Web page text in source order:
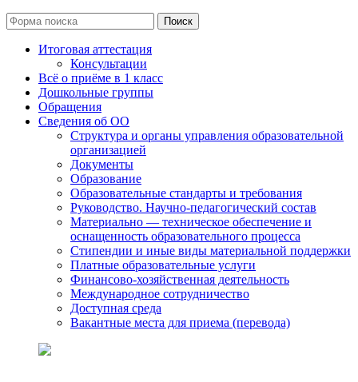
Поиск
Итоговая аттестация
Консультации
Всё о приёме в 1 класс
Дошкольные группы
Обращения
Сведения об ОО
Структура и органы управления образовательной
организацией
Документы
Образование
Образовательные стандарты и требования
Руководство. Научно-педагогический состав
Материально — техническое обеспечение и
оснащенность образовательного процесса
Стипендии и иные виды материальной поддержки
Платные образовательные услуги
Финансово-хозяйственная деятельность
Международное сотрудничество
Доступная среда
Вакантные места для приема (перевода)